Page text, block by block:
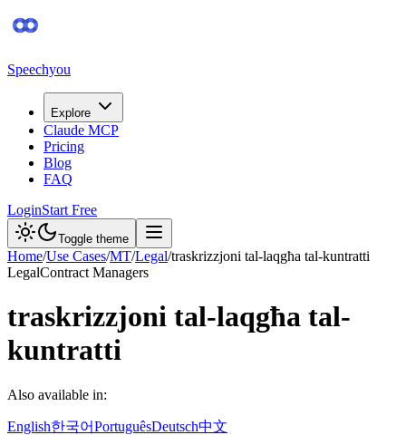
Speechyou
Explore
Claude MCP
Pricing
Blog
FAQ
LoginStart Free
Toggle theme
Home/Use Cases/MT/Legal/traskrizzjoni tal-laqgħa tal-kuntratti
LegalContract Managers
traskrizzjoni tal-laqgħa tal-
kuntratti
Also available in:
English한국어PortuguêsDeutsch中文